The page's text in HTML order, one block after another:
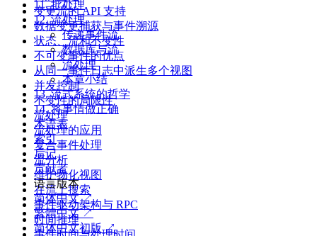
11. 批处理
12. 流处理
传递事件流
数据库与流
流处理
本章小结
13. 流式系统的哲学
14. 将事情做正确
术语表
索引
后记
贡献者
语言版本
简体中文 ↗
繁體中文 ↗
简体中文初版 ↗
变更流的 API 支持
数据变更捕获与事件溯源
状态、流和不变性
不可变事件的优点
从同一事件日志中派生多个视图
并发控制
不变性的局限性
流处理
流处理的应用
复合事件处理
流分析
维护物化视图
在流上搜索
事件驱动架构与 RPC
时间推理